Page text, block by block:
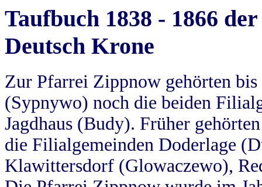
Taufbuch 1838 - 1866
Deutsch Krone
Zur Pfarrei Zippnow gehörten
(Sypnywo) noch die beiden
Jagdhaus (Budy). Früher
die Filialgemeinden Doderlage
Klawittersdorf (Glowaczewo),